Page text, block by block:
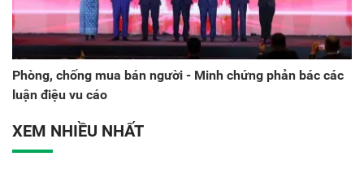
Phòng, chống mua bán người - Minh chứng phản bác các
luận điệu vu cáo
XEM NHIỀU NHẤT